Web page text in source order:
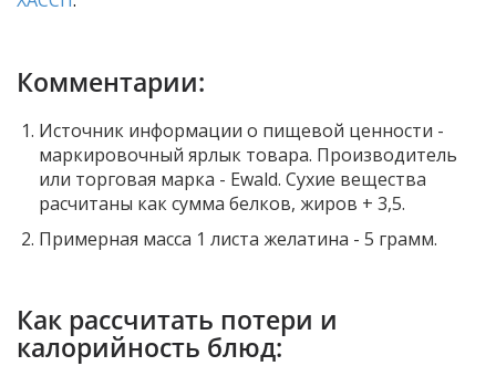
Комментарии:
Источник информации о пищевой ценности -
маркировочный ярлык товара. Производитель
или торговая марка - Ewald. Сухие вещества
расчитаны как сумма белков, жиров + 3,5.
Примерная масса 1 листа желатина - 5 грамм.
Как рассчитать потери и
калорийность блюд: